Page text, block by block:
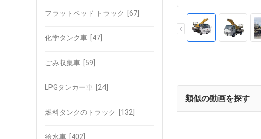
フラットベッド トラック [67]
化学タンク車 [47]
ごみ収集車 [59]
LPGタンカー車 [24]
燃料タンクのトラック [132]
給水車 [402]
類似の動画を探す